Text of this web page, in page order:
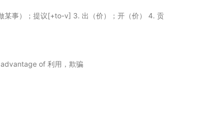
某事）；提议[+to-v] 3. 出（价）；开（价） 4. 贡
of 利用，欺骗